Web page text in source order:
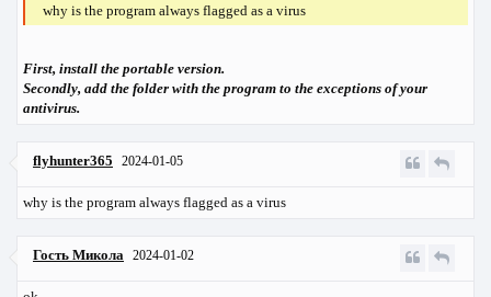
why is the program always flagged as a virus
First, install the portable version.
Secondly, add the folder with the program to the exceptions of your
antivirus.
flyhunter365 2024-01-05
why is the program always flagged as a virus
Гость Микола 2024-01-02